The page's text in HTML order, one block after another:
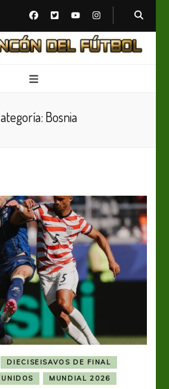
Bosnia
DIECISEISAVOS DE FINAL
MUNDIAL 2026